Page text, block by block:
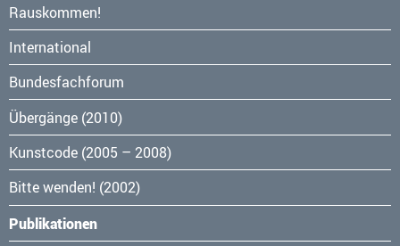
Navigation
überspringen
Rauskommen!
International
Bundesfachforum
Übergänge (2010)
Kunstcode (2005 – 2008)
Bitte wenden! (2002)
Publikationen